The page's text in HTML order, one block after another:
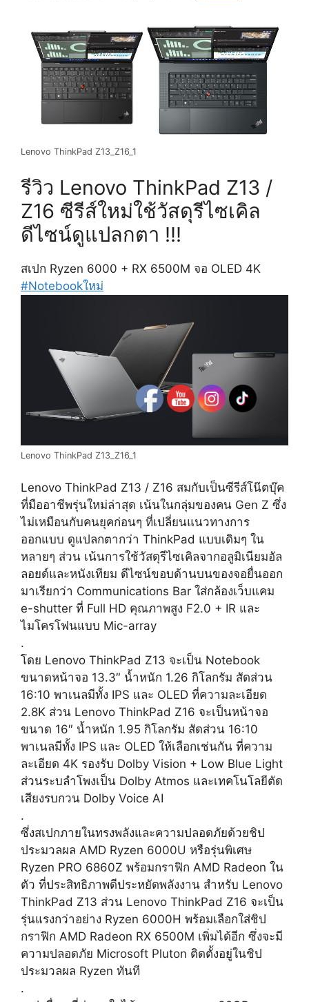
Lenovo ThinkPad Z13_Z16_1
รีวิว Lenovo ThinkPad Z13 /
Z16 ซีรีส์ใหม่ใช้วัสดุรีไซเคิล
ดีไซน์ดูแปลกตา !!!
สเปก Ryzen 6000 + RX 6500M จอ OLED 4K
#Notebookใหม่
Lenovo ThinkPad Z13_Z16_1
Lenovo ThinkPad Z13 / Z16 สมกับเป็นซีรีส์โน๊ตบุ๊ค
ที่มืออาชีพรุ่นใหม่ล่าสุด เน้นในกลุ่มของคน Gen Z ซึ่ง
ไม่เหมือนกับคนยุคก่อนๆ ที่เปลี่ยนแนวทางการ
ออกแบบ ดูแปลกตากว่า ThinkPad แบบเดิมๆ ใน
หลายๆ ส่วน เน้นการใช้วัสดุรีไซเคิลจากอลูมิเนียมอัล
ลอยด์และหนังเทียม ดีไซน์ขอบด้านบนของจอยื่นออก
มาเรียกว่า Communications Bar ใส่กล้องเว็บแคม
e-shutter ที่ Full HD คุณภาพสูง F2.0 + IR และ
ไมโครโฟนแบบ Mic-array
.
โดย Lenovo ThinkPad Z13 จะเป็น Notebook
ขนาดหน้าจอ 13.3″ น้ำหนัก 1.26 กิโลกรัม สัดส่วน
16:10 พาเนลมีทั้ง IPS และ OLED ที่ความละเอียด
2.8K ส่วน Lenovo ThinkPad Z16 จะเป็นหน้าจอ
ขนาด 16″ น้ำหนัก 1.95 กิโลกรัม สัดส่วน 16:10
พาเนลมีทั้ง IPS และ OLED ให้เลือกเช่นกัน ที่ความ
ละเอียด 4K รองรับ Dolby Vision + Low Blue Light
ส่วนระบลำโพงเป็น Dolby Atmos และเทคโนโลยีตัด
เสียงรบกวน Dolby Voice AI
.
ซึ่งสเปกภายในทรงพลังและความปลอดภัยด้วยชิป
ประมวลผล AMD Ryzen 6000U หรือรุ่นพิเศษ
Ryzen PRO 6860Z พร้อมกราฟิก AMD Radeon ใน
ตัว ที่ประสิทธิภาพดีประหยัดพลังงาน สำหรับ Lenovo
ThinkPad Z13 ส่วน Lenovo ThinkPad Z16 จะเป็น
รุ่นแรงกว่าอย่าง Ryzen 6000H พร้อมเลือกใส่ชิป
กราฟิก AMD Radeon RX 6500M เพิ่มได้อีก ซึ่งจะมี
ความปลอดภัย Microsoft Pluton ติดตั้งอยู่ในชิป
ประมวลผล Ryzen ทันที
.